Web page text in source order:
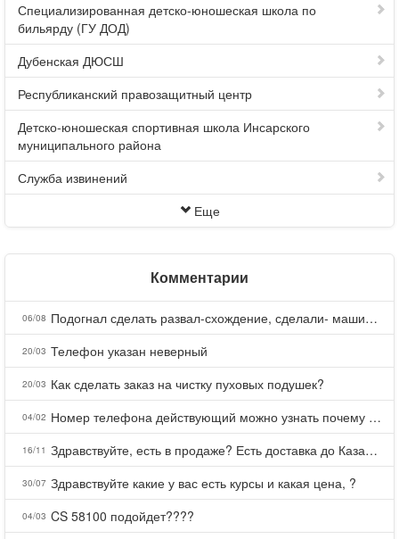
Специализированная детско-юношеская школа по
бильярду (ГУ ДОД)
Дубенская ДЮСШ
Республиканский правозащитный центр
Детско-юношеская спортивная школа Инсарского
муниципального района
Служба извинений
Еще
Комментарии
06/08 Подогнал сделать развал-схождение, сделали- машина уходит на право и колеса проверил все хорошо с атмосферами ужас как можно делать авто, не ужели не берегут свою репутацию, не советую.
20/03 Телефон указан неверный
20/03 Как сделать заказ на чистку пуховых подушек?
04/02 Номер телефона действующий можно узнать почему номер неправельный
16/11 Здравствуйте, есть в продаже? Есть доставка до Казани?
30/07 Здравствуйте какие у вас есть курсы и какая цена, ?
04/03 CS 58100 подойдет????